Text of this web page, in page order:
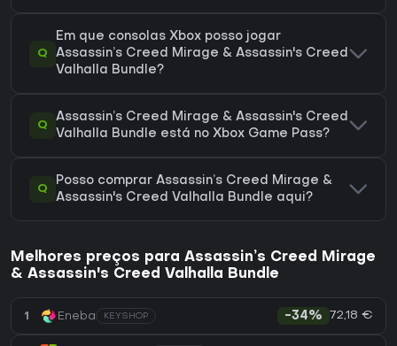
Q
Em que consolas Xbox posso jogar
Assassin’s Creed Mirage & Assassin's Creed
Valhalla Bundle?
Q
Assassin’s Creed Mirage & Assassin's Creed
Valhalla Bundle está no Xbox Game Pass?
Q
Posso comprar Assassin’s Creed Mirage &
Assassin's Creed Valhalla Bundle aqui?
Melhores preços para Assassin’s Creed Mirage
& Assassin's Creed Valhalla Bundle
1 Eneba KEYSHOP -34% 72,18 €